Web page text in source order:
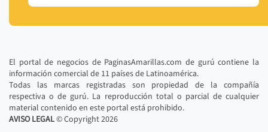
El portal de negocios de PaginasAmarillas.com de gurú contiene la
información comercial de 11 países de Latinoamérica.
Todas las marcas registradas son propiedad de la compañía
respectiva o de gurú. La reproducción total o parcial de cualquier
material contenido en este portal está prohibido.
AVISO LEGAL© Copyright2026